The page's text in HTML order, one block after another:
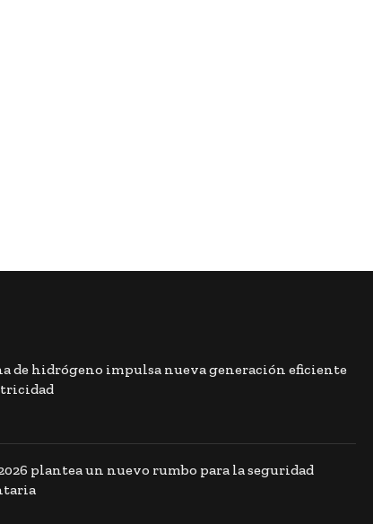
de hidrógeno impulsa nueva generación eficiente
plantea un nuevo rumbo para la seguridad